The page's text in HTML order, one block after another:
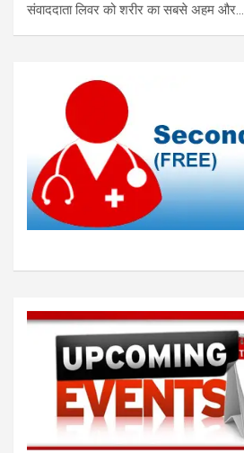
संवाददाता लिवर को शरीर का सबसे अहम और…